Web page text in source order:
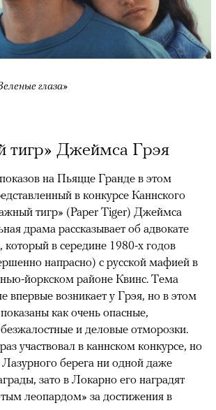
глаза»
тигр» Джеймса Грэя
на Пьяцце Гранде в этом
в конкурсе Каннского
тигр» (Paper Tiger) Джеймса
драма рассказывает об адвокате
в середине 1980-х годов
напрасно) с русской мафией в
йоркском районе Квинс. Тема
впервые возникает у Грэя, но в этом
как очень опасные,
и деловые отморозки.
участвовал в каннском конкурсе, но
Лазурного берега ни одной даже
зато в Локарно его наградят
леопардом» за достижения в